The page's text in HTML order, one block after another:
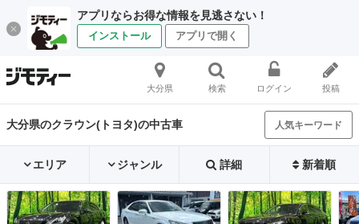
アプリならお得な情報を見逃さない！
インストール アプリで開く
大分県 検索 ログイン 投稿
大分県のクラウン(トヨタ)の中古車 人気キーワード
エリア ジャンル 詳細 新着順